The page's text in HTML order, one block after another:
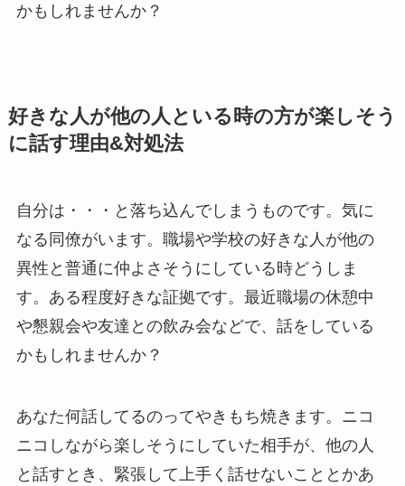
かもしれませんか？
好きな人が他の人といる時の方が楽しそう
に話す理由&対処法
自分は・・・と落ち込んでしまうものです。気に
なる同僚がいます。職場や学校の好きな人が他の
異性と普通に仲よさそうにしている時どうしま
す。ある程度好きな証拠です。最近職場の休憩中
や懇親会や友達との飲み会などで、話をしている
かもしれませんか？
あなた何話してるのってやきもち焼きます。ニコ
ニコしながら楽しそうにしていた相手が、他の人
と話すとき、緊張して上手く話せないこととかあ